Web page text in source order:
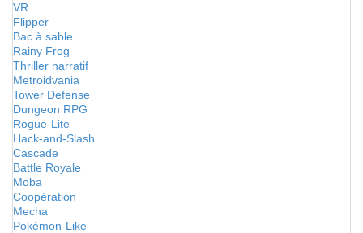
VR
Flipper
Bac à sable
Rainy Frog
Thriller narratif
Metroidvania
Tower Defense
Dungeon RPG
Rogue-Lite
Hack-and-Slash
Cascade
Battle Royale
Moba
Coopération
Mecha
Pokémon-Like